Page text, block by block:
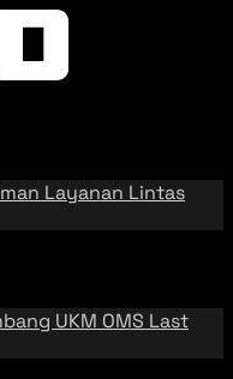
Layanan Lintas
UKM OMS Last